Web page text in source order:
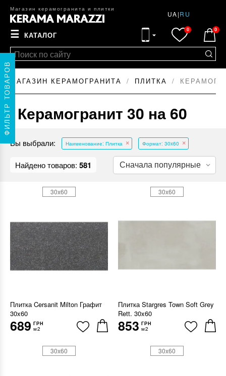
Магазин керамогранита и плитки
UA|RU
☰ КАТАЛОГ
0 0
МАГАЗИН КЕРАМОГРАНИТА ПЛИТКА
Керамогранит 30 на 60
Вы выбрали: Наименование: Плитка Формат: 30x60
Найдено товаров: 581
Плитка Cersanit Milton Графит
30x60
689 ГРН
м2
30x60
Плитка Stargres Town Soft Grey
Rett. 30x60
853 ГРН
м2
30x60
30x60 30x60
ФИЛЬТР ТОВАРОВ